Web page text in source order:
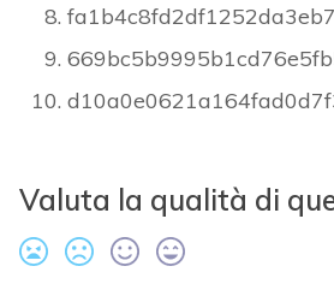
Valuta la qualità di